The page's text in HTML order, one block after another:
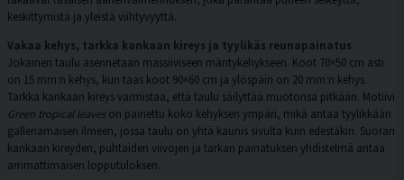
keskittymistä ja yleistä viihtyvyyttä.
Vakaa kehys, tarkka kankaan kireys ja tyylikäs reunapainatus
Jokainen taulu asennetaan massiiviseen mäntykehykseen. Koot 70×50 cm asti
on 15 mm:n kehys, kun taas koot 90×60 cm ja ylöspäin on 20 mm:n kehys.
Tarkka kankaan kireys varmistaa, että taulu säilyttää muotonsa pitkään. Motiivi
Green tropical leaveson painettu koko kehyksen ympäri, mikä antaa tyylikkään
galleriamaisen ilmeen, jossa taulu on yhtä kaunis sivulta kuin edestäkin. Suoran
kankaan kireyden, puhtaiden viivojen ja tarkan painatuksen yhdistelmä antaa
ammattimaisen lopputuloksen.